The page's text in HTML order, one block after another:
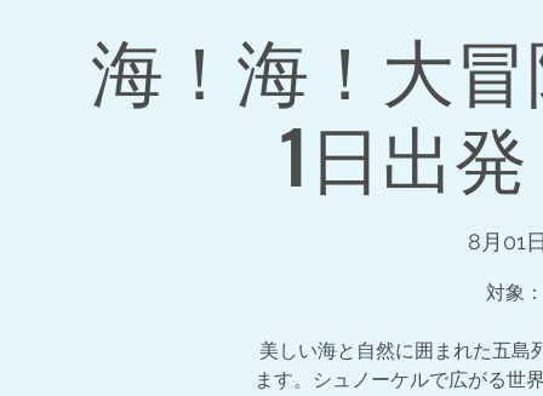
海！海！大
1日出
8月01
対象
美しい海と自然に囲まれた五島
ます。シュノーケルで広がる世